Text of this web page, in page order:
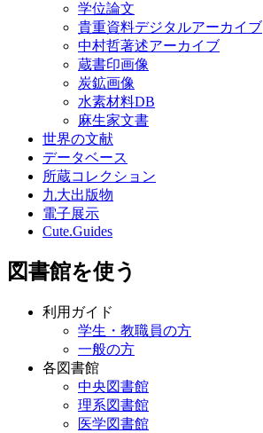
学位論文
貴重資料デジタルアーカイブ
中村哲著述アーカイブ
蔵書印画像
炭鉱画像
水素材料DB
麻生家文書
世界の文献
データベース
所蔵コレクション
九大出版物
電子展示
Cute.Guides
図書館を使う
利用ガイド
学生・教職員の方
一般の方
各図書館
中央図書館
理系図書館
医学図書館